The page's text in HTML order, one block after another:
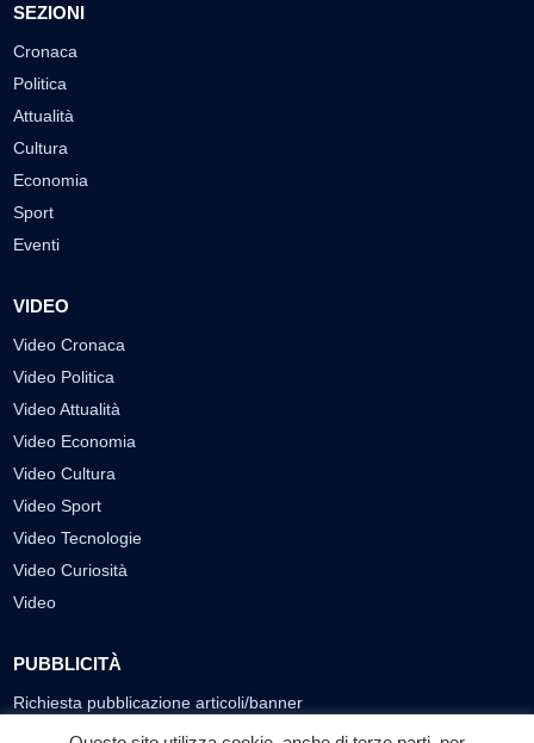
SEZIONI
Cronaca
Politica
Attualità
Cultura
Economia
Sport
Eventi
VIDEO
Video Cronaca
Video Politica
Video Attualità
Video Economia
Video Cultura
Video Sport
Video Tecnologie
Video Curiosità
Video
PUBBLICITÀ
Richiesta pubblicazione articoli/banner